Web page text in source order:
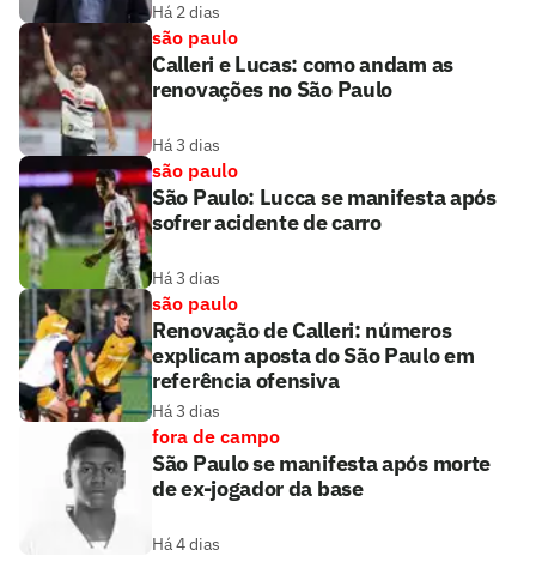
Há 2 dias
são paulo
Calleri e Lucas: como andam as
renovações no São Paulo
Há 3 dias
são paulo
São Paulo: Lucca se manifesta após
sofrer acidente de carro
Há 3 dias
são paulo
Renovação de Calleri: números
explicam aposta do São Paulo em
referência ofensiva
Há 3 dias
fora de campo
São Paulo se manifesta após morte
de ex-jogador da base
Há 4 dias